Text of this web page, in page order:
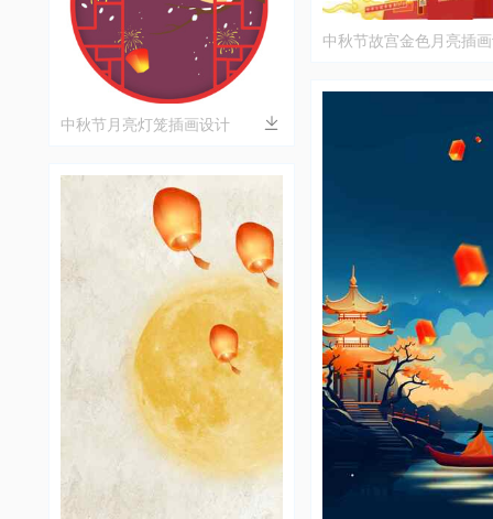
中秋节月亮灯笼插画设计
中秋节故宫金色月亮插